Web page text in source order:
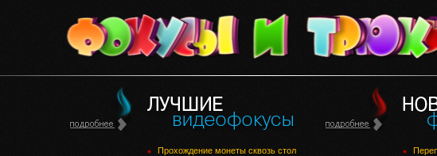
Прохождение монеты сквозь стол